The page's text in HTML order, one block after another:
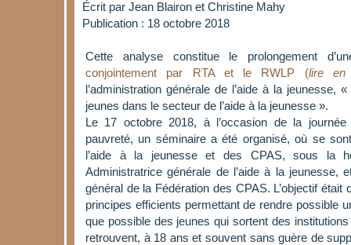
Écrit par Jean Blairon et Christine Mahy
Publication : 18 octobre 2018
Cette analyse constitue le prolongement
conjointement par RTA et le RWLP (lire en
l’administration générale de l’aide à la jeunesse,
jeunes dans le secteur de l’aide à la jeunesse ».
Le 17 octobre 2018, à l’occasion de la
pauvreté, un séminaire a été organisé, où se
l’aide à la jeunesse et des CPAS, sous la
Administratrice générale de l’aide à la jeunesse,
général de la Fédération des CPAS. L’objectif était
principes efficients permettant de rendre possible
que possible des jeunes qui sortent des
retrouvent, à 18 ans et souvent sans guère de